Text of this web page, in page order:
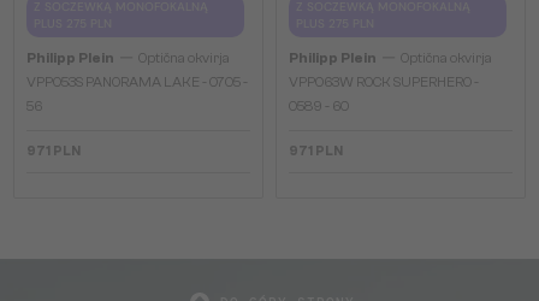
Philipp Plein
Optična okvirja
VPP053S PANORAMA LAKE - 0705 -
56
971 PLN
Philipp Plein
Optična okvirja
VPP063W ROCK SUPERHERO -
0589 - 60
971 PLN